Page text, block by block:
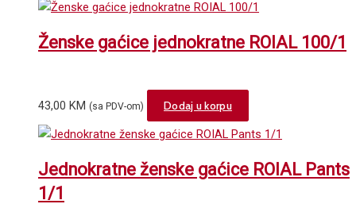
Ženske gaćice jednokratne ROIAL 100/1
43,00 KM (sa PDV-om) Dodaj u korpu
Jednokratne ženske gaćice ROIAL Pants
1/1